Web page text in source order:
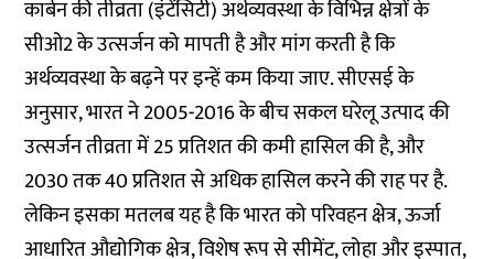
कार्बन की तीव्रता (इंटेंसिटी) अर्थव्यवस्था के विभिन्न क्षेत्रों के
सीओ2 के उत्सर्जन को मापती है और मांग करती है कि
अर्थव्यवस्था के बढ़ने पर इन्हें कम किया जाए. सीएसई के
अनुसार, भारत ने 2005-2016 के बीच सकल घरेलू उत्पाद की
उत्सर्जन तीव्रता में 25 प्रतिशत की कमी हासिल की है, और
2030 तक 40 प्रतिशत से अधिक हासिल करने की राह पर है.
लेकिन इसका मतलब यह है कि भारत को परिवहन क्षेत्र, ऊर्जा
आधारित औद्योगिक क्षेत्र, विशेष रूप से सीमेंट, लोहा और इस्पात,